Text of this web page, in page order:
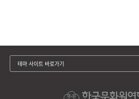
테마 사이트 바로가기